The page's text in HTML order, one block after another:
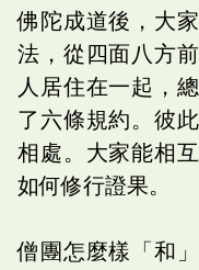
佛陀成道後，大
法，從四面八方
人居住在一起，
了六條規約。彼
相處。大家能相
如何修行證果。
僧團怎麼樣「和